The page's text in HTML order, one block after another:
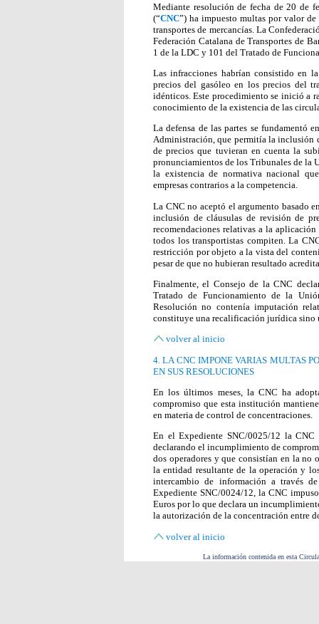
Mediante resolución de fecha de 20 de
(“CNC”) ha impuesto multas por valor de
transportes de mercancías. La
Federación Catalana de Transportes de
1 de la LDC y 101 del Tratado de
Las infracciones habrían consistido en
precios del gasóleo en los precios del
idénticos. Este procedimiento se inició a
conocimiento de la existencia de las
La defensa de las partes se fundamentó
Administración, que permitía la inclusión
de precios que tuvieran en cuenta la
pronunciamientos de los Tribunales de la
la existencia de normativa nacional
empresas contrarios a la competencia.
La CNC no aceptó el argumento basado
inclusión de cláusulas de revisión de
recomendaciones relativas a la
todos los transportistas compiten. La
restricción por objeto a la vista del
pesar de que no hubieran resultado
Finalmente, el Consejo de la CNC
Tratado de Funcionamiento de la
Resolución no contenía imputación
constituye una recalificación jurídica sino
volver al inicio
4. LA CNC IMPONE VARIAS MULTAS
EN SUS RESOLUCIONES
En los últimos meses, la CNC ha
compromiso que esta institución
en materia de control de concentraciones.
En el Expediente SNC/0025/12 la
declarando el incumplimiento de
dos operadores y que consistían en la no
la entidad resultante de la operación y
intercambio de información a través
Expediente SNC/0024/12, la CNC
Euros por lo que declara un
la autorización de la concentración entre
volver al inicio
La información contenida en esta